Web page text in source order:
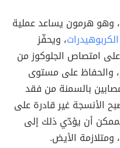
، وهو هرمون يساعد عملية
الكربوهيدرات، ويحفّز
امتصاص الجلوكوز من
والحفاظ على مستوى
بالسمنة من فقد
الأنسجة غير قادرة على
أن يؤدّي ذلك إلى
الأيض.